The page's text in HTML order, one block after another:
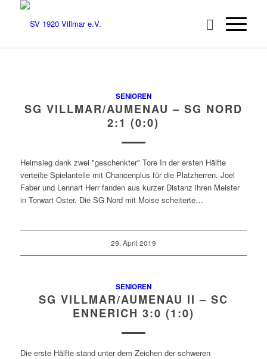
SENIOREN
SG VILLMAR/AUMENAU – SG NORD
2:1 (0:0)
Heimsieg dank zwei "geschenkter" Tore In der ersten Hälfte
verteilte Spielanteile mit Chancenplus für die Platzherren. Joel
Faber und Lennart Herr fanden aus kurzer Distanz ihren Meister
in Torwart Oster. Die SG Nord mit Moise scheiterte…
29. April 2019
SENIOREN
SG VILLMAR/AUMENAU II – SC
ENNERICH 3:0 (1:0)
Die erste Hälfte stand unter dem Zeichen der schweren